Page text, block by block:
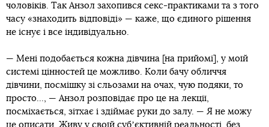
чоловіків. Так Анзол захопився секс-практиками та з того
часу «знаходить відповіді» — каже, що єдиного рішення
не існує і все індивідуально.
— Мені подобається кожна дівчина [на прийомі], у моїй
системі цінностей це можливо. Коли бачу обличчя
дівчини, посмішку зі сльозами на очах, чую подяки, то
просто..., — Анзол розповідає про це на лекції,
посміхається, зітхає і здіймає руки до залу. — Я не можу
це описати. Живу у своїй субʼєктивній реальності, без